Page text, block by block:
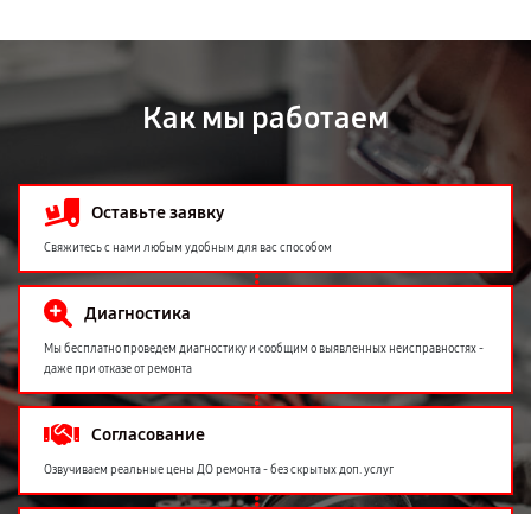
Как мы работаем
Оставьте заявку
Свяжитесь с нами любым удобным для вас способом
Диагностика
Мы бесплатно проведем диагностику и сообщим о выявленных неисправностях -
даже при отказе от ремонта
Согласование
Озвучиваем реальные цены ДО ремонта - без скрытых доп. услуг